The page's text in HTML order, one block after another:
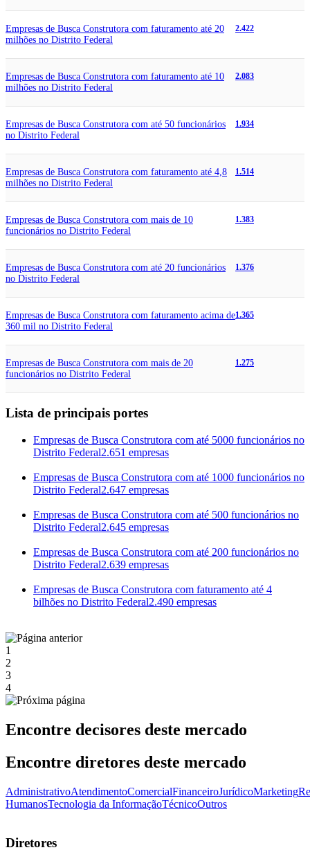
Empresas de Busca Construtora com faturamento até 20
milhões no Distrito Federal
2.422
Empresas de Busca Construtora com faturamento até 10
milhões no Distrito Federal
2.083
Empresas de Busca Construtora com até 50 funcionários
no Distrito Federal
1.934
Empresas de Busca Construtora com faturamento até 4,8
milhões no Distrito Federal
1.514
Empresas de Busca Construtora com mais de 10
funcionários no Distrito Federal
1.383
Empresas de Busca Construtora com até 20 funcionários
no Distrito Federal
1.376
Empresas de Busca Construtora com faturamento acima de
360 mil no Distrito Federal
1.365
Empresas de Busca Construtora com mais de 20
funcionários no Distrito Federal
1.275
Lista de principais portes
Empresas de Busca Construtora com até 5000 funcionários no
Distrito Federal2.651 empresas
Empresas de Busca Construtora com até 1000 funcionários no
Distrito Federal2.647 empresas
Empresas de Busca Construtora com até 500 funcionários no
Distrito Federal2.645 empresas
Empresas de Busca Construtora com até 200 funcionários no
Distrito Federal2.639 empresas
Empresas de Busca Construtora com faturamento até 4
bilhões no Distrito Federal2.490 empresas
1
2
3
4
Encontre decisores deste mercado
Encontre diretores deste mercado
AdministrativoAtendimentoComercialFinanceiroJurídicoMarketing
HumanosTecnologia da InformaçãoTécnicoOutros
Diretores